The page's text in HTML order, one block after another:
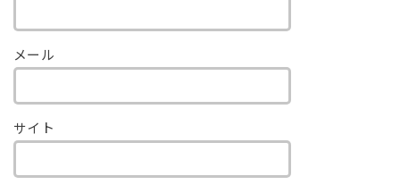
メール
サイト